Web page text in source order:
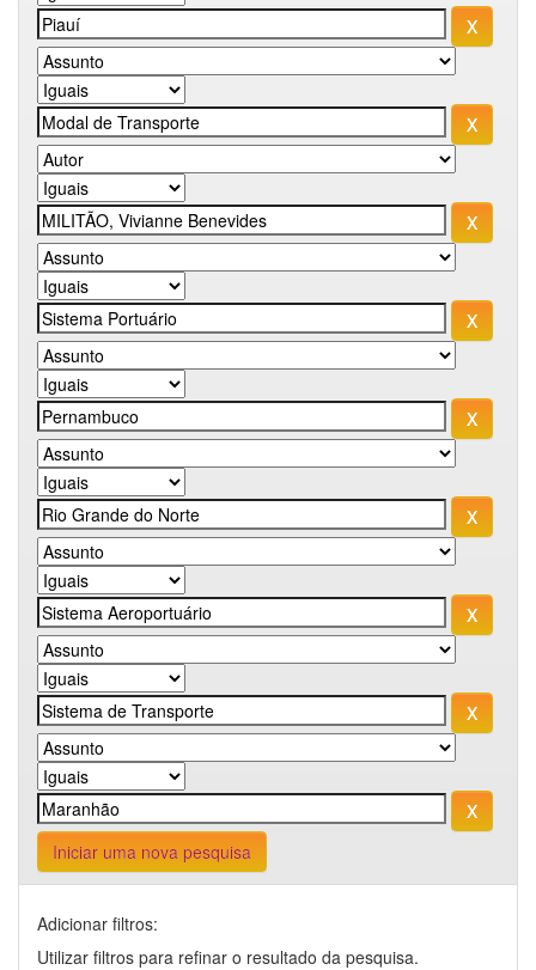
Iniciar uma nova pesquisa
Adicionar filtros:
Utilizar filtros para refinar o resultado da pesquisa.